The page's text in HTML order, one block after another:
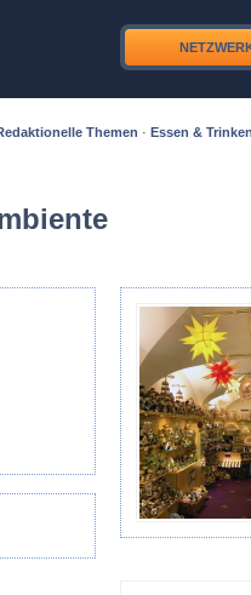
Themen · Essen &